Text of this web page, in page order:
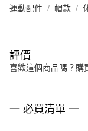
運動配件 帽款
評價
喜歡這個商品嗎？購
一 必買清單 一